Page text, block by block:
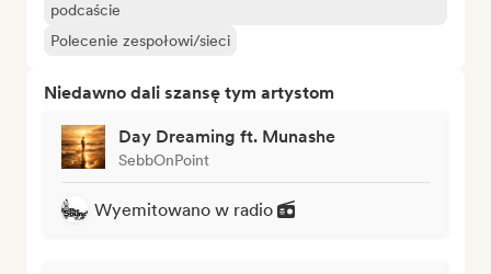
podcaście
Polecenie zespołowi/sieci
Niedawno dali szansę tym artystom
Day Dreaming ft. Munashe
SebbOnPoint
Wyemitowano w radio